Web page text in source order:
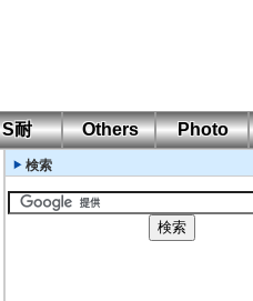
S耐 Others Photo
検索